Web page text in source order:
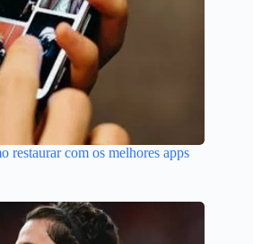
restaurar com os melhores apps